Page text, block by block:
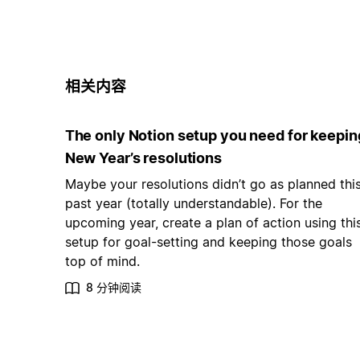
相关内容
The only Notion setup you need for
New Year’s resolutions
Maybe your resolutions didn’t go as planned
past year (totally understandable). For the
upcoming year, create a plan of action using
setup for goal-setting and keeping those goals
top of mind.
8 分钟阅读